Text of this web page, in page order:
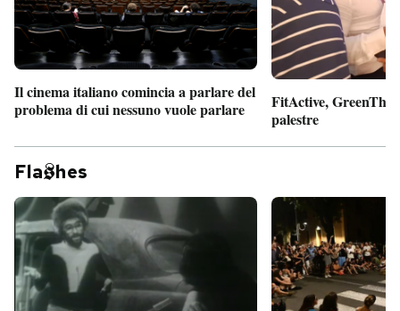
Il cinema italiano comincia a parlare del
problema di cui nessuno vuole parlare
FitActive,
palestre
Fla hes